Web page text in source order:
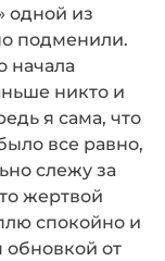
одной из
подменили.
начала
никто и
я сама, что
все равно,
слежу за
жертвой
спокойно и
обновкой от